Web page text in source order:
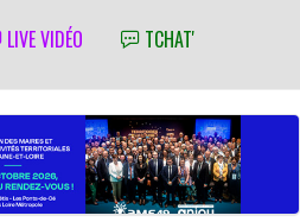
LIVE VIDÉO TCHAT'